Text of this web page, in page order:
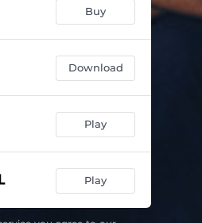
Buy
Download
Play
Play